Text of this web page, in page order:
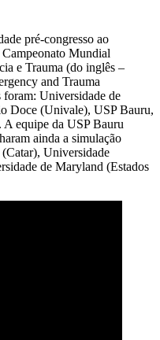
pré-congresso ao
Mundial
e Trauma (do inglês –
and Trauma
foram: Universidade de
Doce (Univale), USP Bauru,
equipe da USP Bauru
ainda a simulação
Universidade
de Maryland (Estados